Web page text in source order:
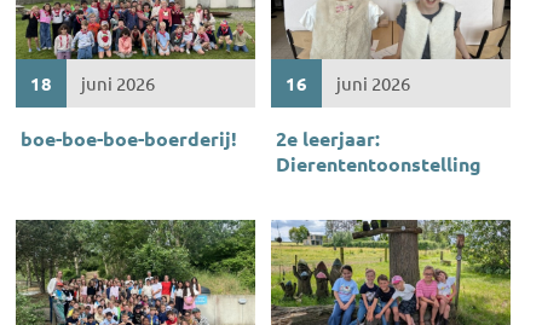
18 juni 2026
boe-boe-boe-boerderij!
16 juni 2026
2e leerjaar:
Dierententoonstelling